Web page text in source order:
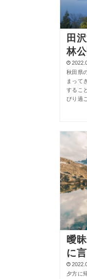
田
林
秋田県
まって
するこ
びり過
曖
に
夕方に